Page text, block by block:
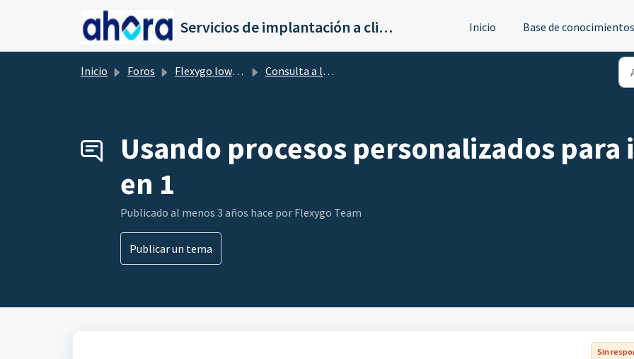
Saltar al contenido principal
Servicios de implantación a clientes de Ahora Inicio Base de conocimientos
Inicio Foros Flexygo low-Code Consulta a la comunidad
Usando procesos personalizados
en 1
Publicado al menos 3 años hace por Flexygo Team
Publicar un tema
Sin